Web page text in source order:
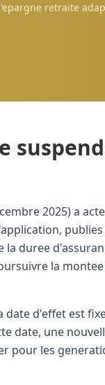
retraite
2025) a
publies
duree
la
date d'effet est
date, une
pour les